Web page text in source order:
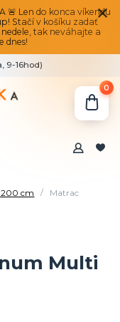
🚨 Len do konca víkendu
Stačí v košíku zadať
tak neváhajte a
dnes!
9-16hod)
0
200 cm
Matrac
Multi